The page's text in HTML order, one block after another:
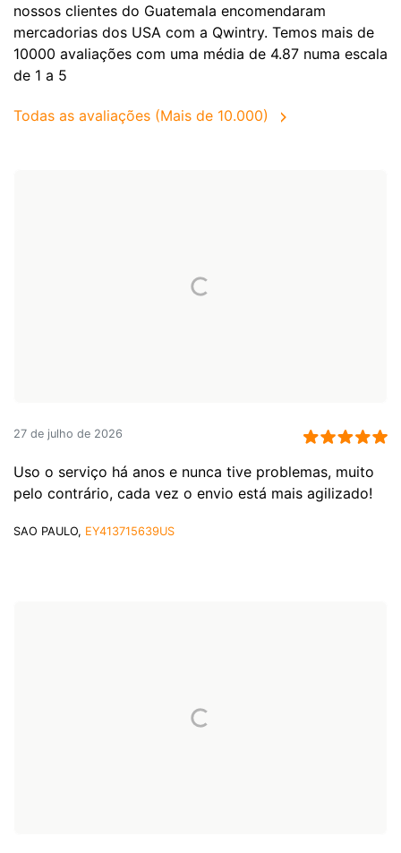
nossos clientes do Guatemala encomendaram
mercadorias dos USA com a Qwintry. Temos mais de
10000 avaliações com uma média de 4.87 numa escala
de 1 a 5
Todas as avaliações (Mais de 10.000)
27 de julho de 2026
Uso o serviço há anos e nunca tive problemas, muito
pelo contrário, cada vez o envio está mais agilizado!
SAO PAULO, EY413715639US